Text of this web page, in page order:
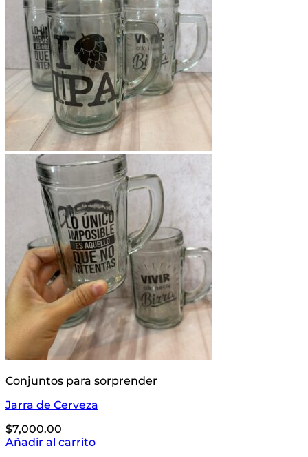
Conjuntos para sorprender
Jarra de Cerveza
$7,000.00
Añadir al carrito